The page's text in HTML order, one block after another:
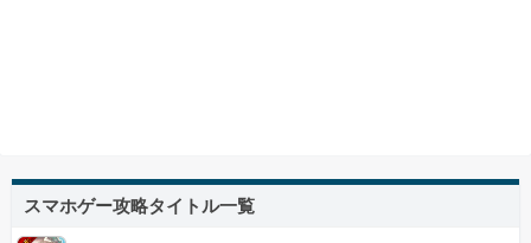
スマホゲー攻略タイトル一覧